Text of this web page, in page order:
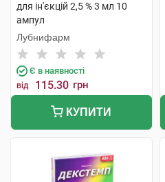
для ін'єкцій 2,5 % 3 мл 10
ампул
Лубнифарм
Є в наявності
від 115.30 грн
КУПИТИ